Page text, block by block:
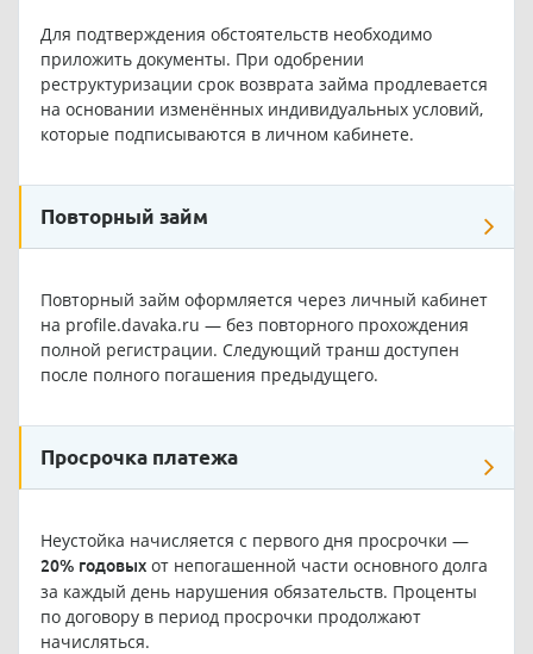
Для подтверждения обстоятельств необходимо
приложить документы. При одобрении
реструктуризации срок возврата займа продлевается
на основании изменённых индивидуальных условий,
которые подписываются в личном кабинете.
Повторный займ
Повторный займ оформляется через личный кабинет
на profile.davaka.ru — без повторного прохождения
полной регистрации. Следующий транш доступен
после полного погашения предыдущего.
Просрочка платежа
Неустойка начисляется с первого дня просрочки —
20% годовыхот непогашенной части основного долга
за каждый день нарушения обязательств. Проценты
по договору в период просрочки продолжают
начисляться.